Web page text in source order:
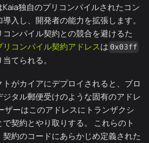
Kaia独自のプリコンパイルされたコン
導入し、開発者の能力を拡張します。
コンパイル契約との競合を避けるた
リコンパイル契約アドレスは 0x03ff
てられる。
がカイアにデプロイされると、ブロ
タル郵便受けのような固有のアドレ
ザーはこのアドレスにトランザクシ
契約とやり取りする。 これらのト
約のコードにあらかじめ定義された